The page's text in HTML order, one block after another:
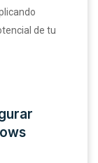
de tu